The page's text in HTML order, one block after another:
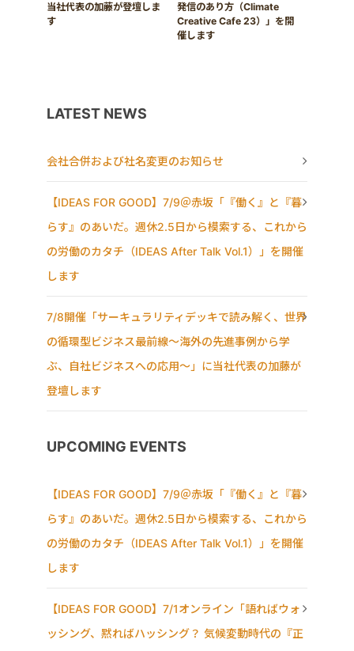
当社代表の加藤が登壇しま
す
発信のあり方（Climate
Creative Cafe 23）」を開
催します
LATEST NEWS
会社合併および社名変更のお知らせ
【IDEAS FOR GOOD】7/9＠赤坂「『働く』と『暮
らす』のあいだ。週休2.5日から模索する、これから
の労働のカタチ（IDEAS After Talk Vol.1）」を開催
します
7/8開催「サーキュラリティデッキで読み解く、世界
の循環型ビジネス最前線〜海外の先進事例から学
ぶ、自社ビジネスへの応用〜」に当社代表の加藤が
登壇します
UPCOMING EVENTS
【IDEAS FOR GOOD】7/9＠赤坂「『働く』と『暮
らす』のあいだ。週休2.5日から模索する、これから
の労働のカタチ（IDEAS After Talk Vol.1）」を開催
します
【IDEAS FOR GOOD】7/1オンライン「語ればウォ
ッシング、黙ればハッシング？ 気候変動時代の『正